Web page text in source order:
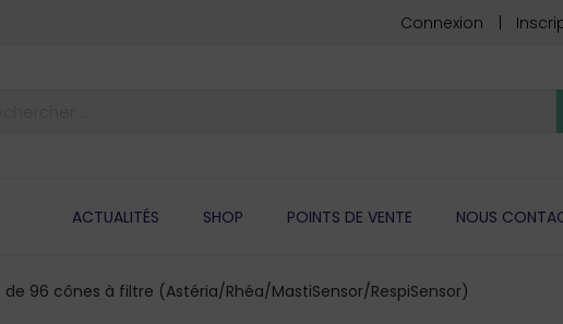
Connexion
ACTUALITÉS SHOP POINTS DE VENTE NOUS
de 96 cônes à filtre (Astéria/Rhéa/MastiSensor/RespiSensor)